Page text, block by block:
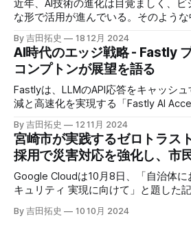
近年、AI技術の進化は目覚ましく、ビ
な形で活用が進んでいる。そのよう
たに発表したGoogle Agentspaceは、
ージェントがエンタープライズITを大
えるだろう。
By 吉田拓史 18 12月 2024
AI時代のエッジ戦略 - Fastly
コンプトンが展望を語る
Fastlyは、LLMのAPI応答をキャッシ
減と高速化を実現する「Fastly AI
した。キップ・コンプトン最高プロダ
は、類似した質問への応答を再利用
にすると説明した。さらに、コンプ
ーティングの利点を活かしたパーソナ
けるGPUの経済性、セキュリティへ
のAI戦略について語った。
By 吉田拓史 12 11月 2024
宮崎市が実践するゼロトラス
採用で災害対応を強化し、市
Google Cloudは10月8日、「自治体
キュリティ 実現に向けて」と題した
自治体向けにゼロトラストセキュリ
グラムを発表した。宮崎市の事例では
By 吉田拓史 10 10月 2024